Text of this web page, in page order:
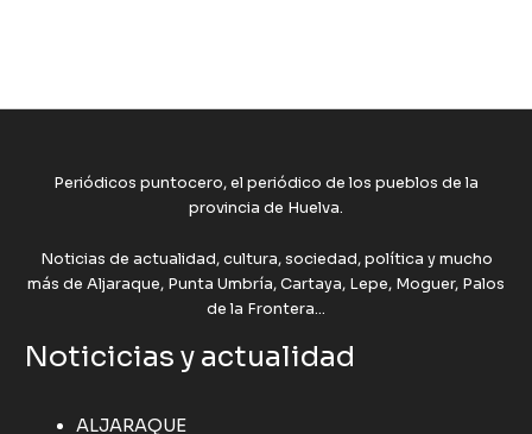
Periódicos puntocero, el periódico de los pueblos de la
provincia de Huelva.
Noticias de actualidad, cultura, sociedad, política y mucho
más de Aljaraque, Punta Umbría, Cartaya, Lepe, Moguer, Palos
de la Frontera...
Noticicias y actualidad
ALJARAQUE